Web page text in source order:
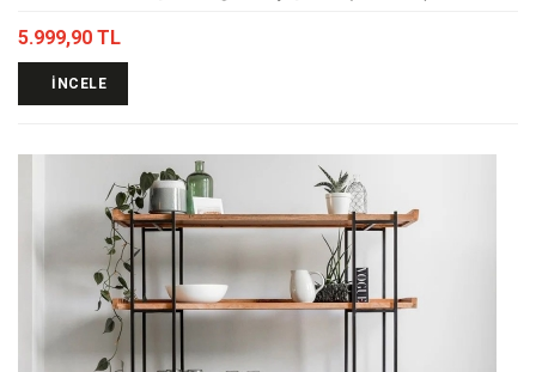
5.999,90 TL
İNCELE